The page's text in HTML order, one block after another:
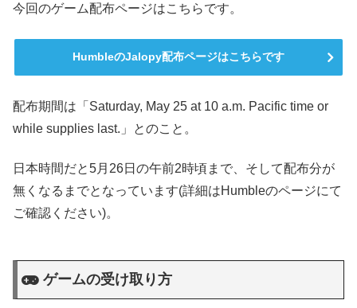
今回のゲーム配布ページはこちらです。
HumbleのJalopy配布ページはこちらです
配布期間は「Saturday, May 25 at 10 a.m. Pacific time or
while supplies last.」とのこと。
日本時間だと5月26日の午前2時頃まで、そして配布分が
無くなるまでとなっています(詳細はHumbleのページにて
ご確認ください)。
ゲームの受け取り方